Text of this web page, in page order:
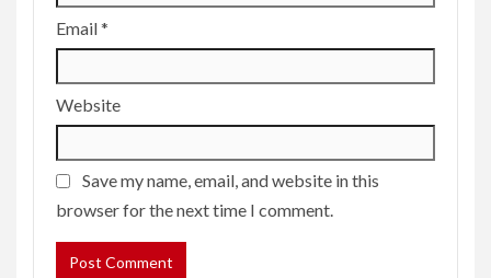
Email*
Website
Save my name, email, and website in this
browser for the next time I comment.